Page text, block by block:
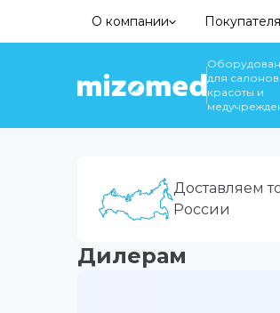
О компании
для салонов
красоты и
Доставляем
России
Дилерам